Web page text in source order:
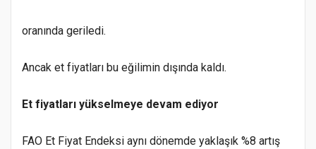
oranında geriledi.
Ancak et fiyatları bu eğilimin dışında kaldı.
Et fiyatları yükselmeye devam ediyor
FAO Et Fiyat Endeksi aynı dönemde yaklaşık %8 artış